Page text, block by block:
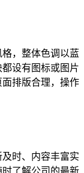
，整体色调以蓝
设有图标或图片
排版合理，操作
时、内容丰富实